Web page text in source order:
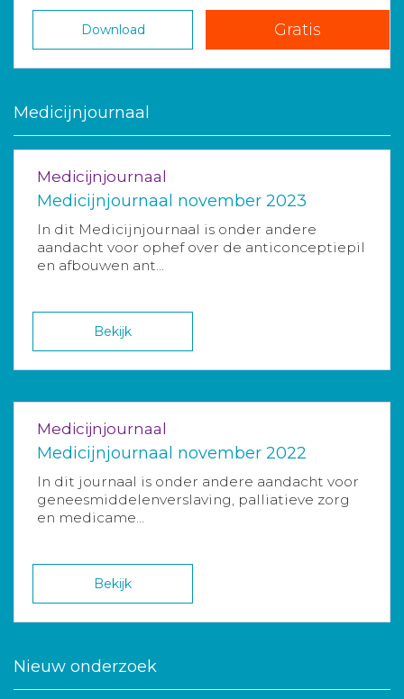
Download Gratis
Medicijnjournaal
Medicijnjournaal
Medicijnjournaal november 2023
In dit Medicijnjournaal is onder andere
aandacht voor ophef over de anticonceptiepil
en afbouwen ant...
Bekijk
Medicijnjournaal
Medicijnjournaal november 2022
In dit journaal is onder andere aandacht voor
geneesmiddelenverslaving, palliatieve zorg
en medicame...
Bekijk
Nieuw onderzoek